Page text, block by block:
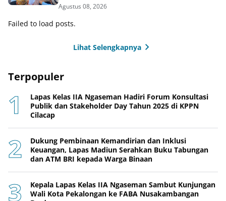
Agustus 08, 2026
Failed to load posts.
Lihat Selengkapnya
Terpopuler
Lapas Kelas IIA Ngaseman Hadiri Forum Konsultasi
Publik dan Stakeholder Day Tahun 2025 di KPPN
Cilacap
Dukung Pembinaan Kemandirian dan Inklusi
Keuangan, Lapas Madiun Serahkan Buku Tabungan
dan ATM BRI kepada Warga Binaan
Kepala Lapas Kelas IIA Ngaseman Sambut Kunjungan
Wali Kota Pekalongan ke FABA Nusakambangan